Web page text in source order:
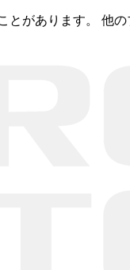
とがあります。 他